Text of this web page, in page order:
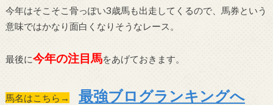
今年はそこそこ骨っぽい3歳馬も出走してくるので、馬券という
意味ではかなり面白くなりそうなレース。
最後に今年の注目馬をあげておきます。
馬名はこちら→ 最強ブログランキングへ